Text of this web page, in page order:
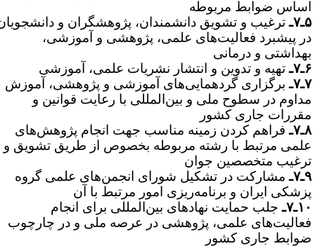
ضوابط مربوطه
ترغیب و تشویق دانشمندان،‌ پژوهشگران و دانشجویان
پیشبرد فعالیت‌های علمی، پژوهشی و آموزشی،
و درمانی
تهیه و تدوین و انتشار نشریات علمی، آموزشی
برگزاری گردهمایی‌های آموزشی و پژوهشی،آموزش
در سطوح ملی و بین‌المللی با رعایت قوانین و
جاری کشور
فراهم کردن زمینه مناسب جهت انجام پژوهش‌های
مرتبط با رشته مربوطه بخصوص از طریق تشویق و
متخصصین جوان
مشارکت در تشکیل شورای انجمن‌های علمی گروه
ایران و برنامه‌ریزی امور مرتبط با آن
جلب حمایت نهادهای بین‌المللی برای انجام
علمی، پژوهشی در عرصه ملی و در چارچوب
جاری کشور